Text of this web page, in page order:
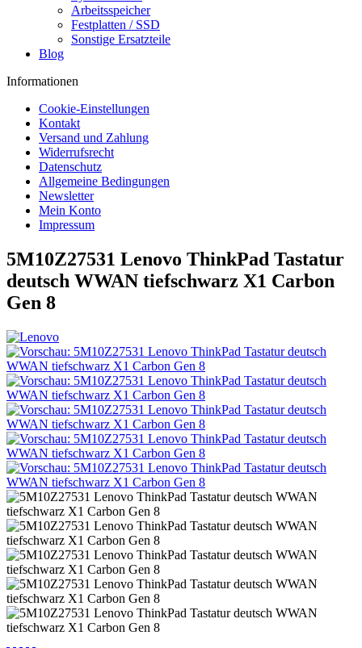
Arbeitsspeicher
Festplatten / SSD
Sonstige Ersatzteile
Blog
Informationen
Cookie-Einstellungen
Kontakt
Versand und Zahlung
Widerrufsrecht
Datenschutz
Allgemeine Bedingungen
Newsletter
Mein Konto
Impressum
5M10Z27531 Lenovo ThinkPad Tastatur
deutsch WWAN tiefschwarz X1 Carbon
Gen 8